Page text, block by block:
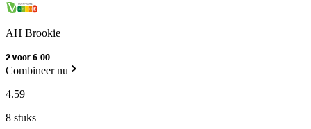
AH Brookie
2 voor 6.00
Combineer nu
4.59
8 stuks